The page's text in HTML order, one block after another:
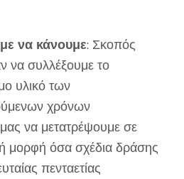
να κάνουμε: Σκοπός
να συλλέξουμε το
υλικό των
χρόνων
να μετατρέψουμε σε
μορφή όσα σχέδια δράσης
πενταετίας